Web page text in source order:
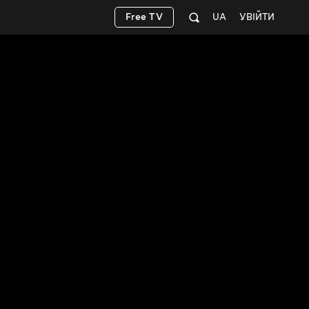
УВІЙТИ
UA
Free TV